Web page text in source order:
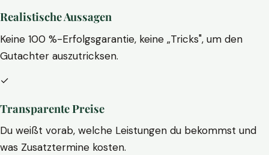
Realistische Aussagen
Keine 100 %-Erfolgsgarantie, keine „Tricks", um den
Gutachter auszutricksen.
✓
Transparente Preise
Du weißt vorab, welche Leistungen du bekommst und
was Zusatztermine kosten.